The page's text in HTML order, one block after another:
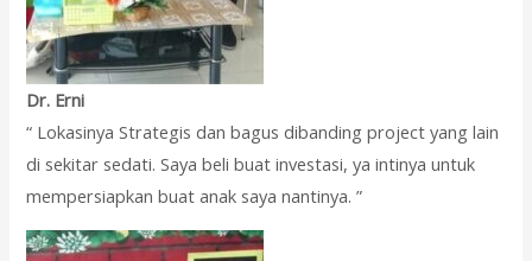
Dr. Erni
“ Lokasinya Strategis dan bagus dibanding project yang lain
di sekitar sedati. Saya beli buat investasi, ya intinya untuk
mempersiapkan buat anak saya nantinya. ”